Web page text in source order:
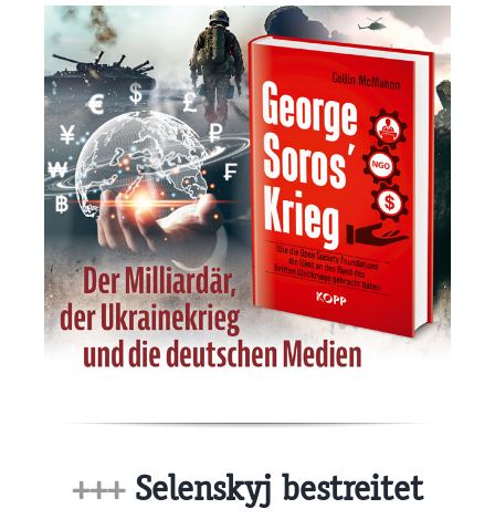
+++Selenskyj bestreitet